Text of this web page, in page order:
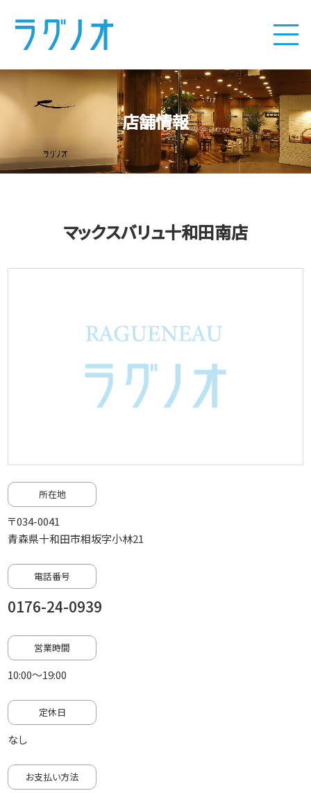
店舗情報
マックスバリュ十和田南店
所在地
〒034-0041
青森県十和田市相坂字小林21
電話番号
0176-24-0939
営業時間
10:00～19:00
定休日
なし
お支払い方法